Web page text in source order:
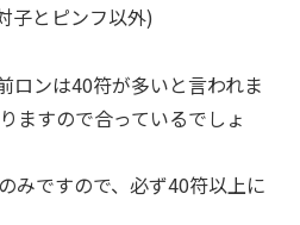
子とピンフ以外)
ロンは40符が多いと言われま
ますので合っているでしょ
みですので、必ず40符以上に